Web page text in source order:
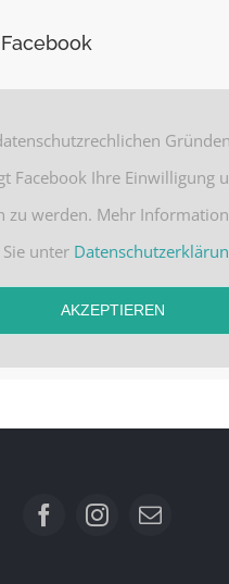
Gründen
Facebook Ihre Einwilligung
zu werden. Mehr
unter
AKZEPTIEREN